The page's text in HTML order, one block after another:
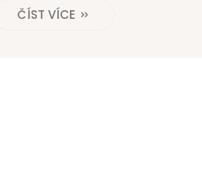
pásky pro konkrétní účely a podmínky.
ČÍST VÍCE